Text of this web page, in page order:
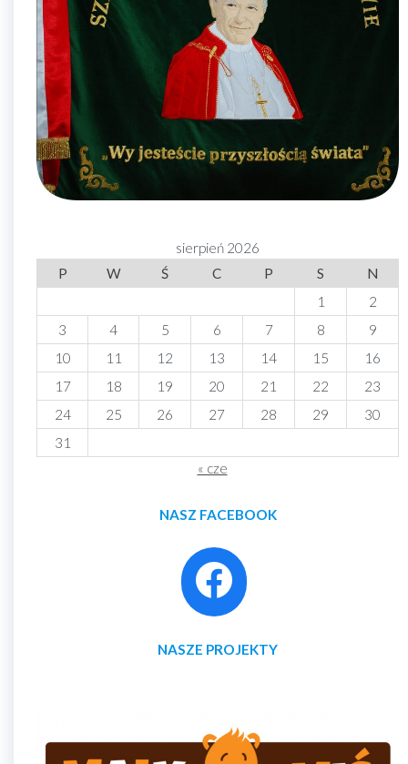
sierpień 2026
P
W Ś C P S
N
1
2
3
4 5 6 7 8
9
10
11 12 13 14 15
16
17
18 19 20 21 22
23
24
25 26 27 28 29
30
31
« cze
NASZ FACEBOOK
NASZE PROJEKTY